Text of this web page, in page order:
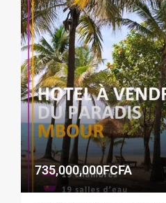
735,000,000FCFA